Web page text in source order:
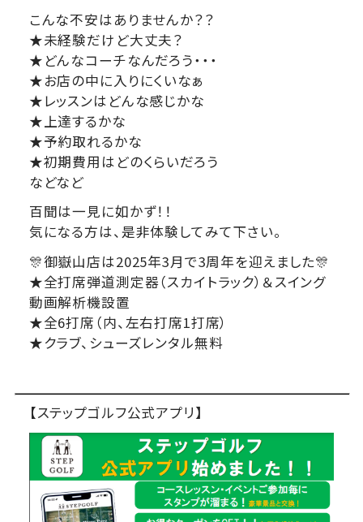
こんな不安はありませんか？？
★未経験だけど大丈夫？
★どんなコーチなんだろう・・・
★お店の中に入りにくいなぁ
★レッスンはどんな感じかな
★上達するかな
★予約取れるかな
★初期費用はどのくらいだろう
などなど
百聞は一見に如かず！！
気になる方は、是非体験してみて下さい。
🎊御嶽山店は2025年3月で3周年を迎えました🎊
★全打席弾道測定器（スカイトラック）＆スイング
動画解析機設置
★全6打席（内、左右打席1打席）
★クラブ、シューズレンタル無料
【ステップゴルフ公式アプリ】